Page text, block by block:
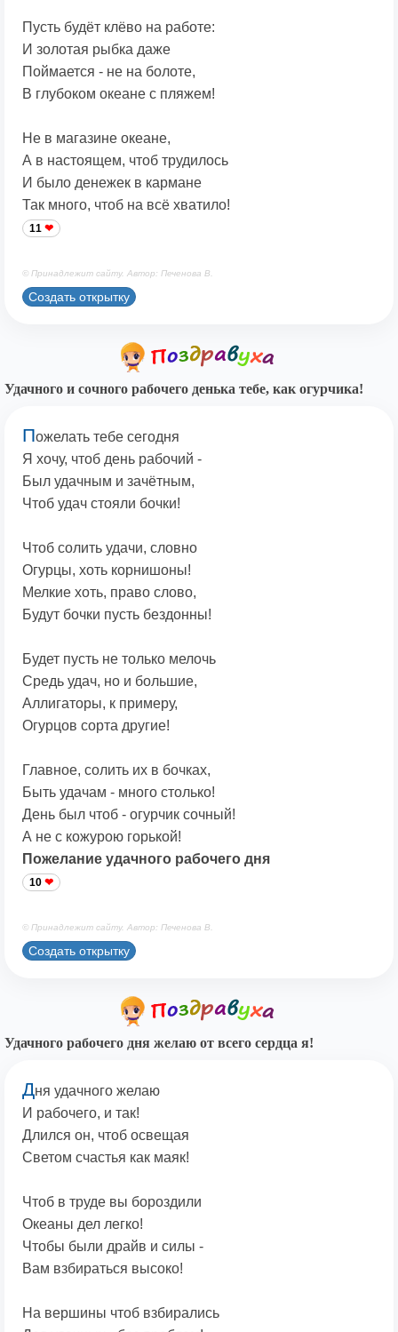
Пусть будёт клёво на работе:
И золотая рыбка даже
Поймается - не на болоте,
В глубоком океане с пляжем!
Не в магазине океане,
А в настоящем, чтоб трудилось
И было денежек в кармане
Так много, чтоб на всё хватило!
11
© Принадлежит сайту. Автор: Печенова В.
Создать открытку
Удачного и сочного рабочего денька тебе, как огурчика!
Пожелать тебе сегодня
Я хочу, чтоб день рабочий -
Был удачным и зачётным,
Чтоб удач стояли бочки!
Чтоб солить удачи, словно
Огурцы, хоть корнишоны!
Мелкие хоть, право слово,
Будут бочки пусть бездонны!
Будет пусть не только мелочь
Средь удач, но и большие,
Аллигаторы, к примеру,
Огурцов сорта другие!
Главное, солить их в бочках,
Быть удачам - много столько!
День был чтоб - огурчик сочный!
А не с кожурою горькой!
Пожелание удачного рабочего дня
10
© Принадлежит сайту. Автор: Печенова В.
Создать открытку
Удачного рабочего дня желаю от всего сердца я!
Дня удачного желаю
И рабочего, и так!
Длился он, чтоб освещая
Светом счастья как маяк!
Чтоб в труде вы бороздили
Океаны дел легко!
Чтобы были драйв и силы -
Вам взбираться высоко!
На вершины чтоб взбирались